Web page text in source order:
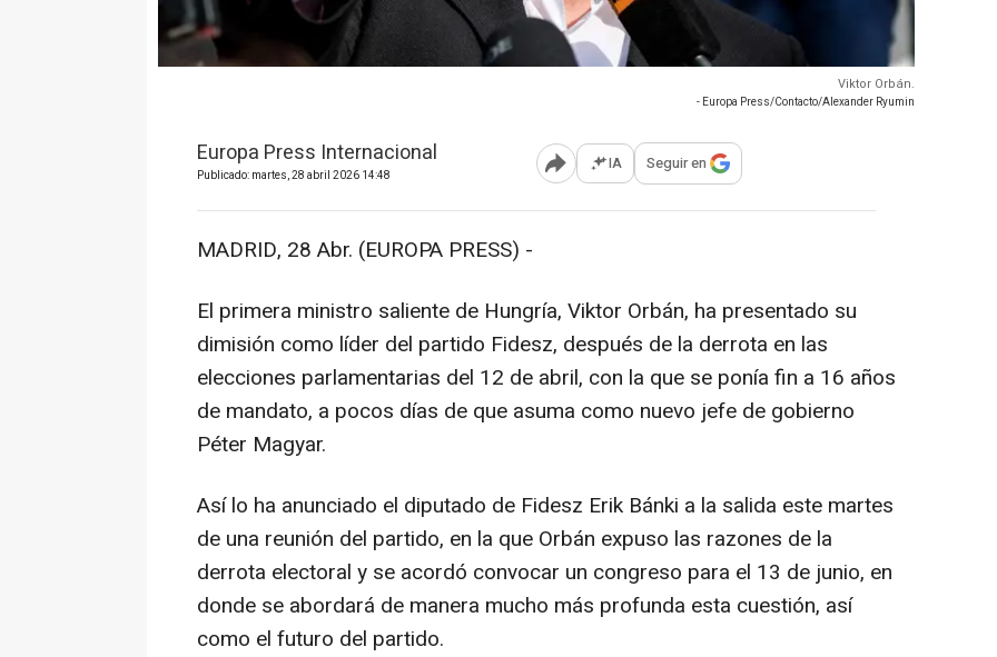
Viktor Orbán.
- Europa Press/Contacto/Alexander Ryumin
Europa Press Internacional
Publicado: martes, 28 abril 2026 14:48 Abrir opciones para compartir
IA Seguir en
MADRID, 28 Abr. (EUROPA PRESS) -
El primera ministro saliente de Hungría, Viktor Orbán, ha presentado su
dimisión como líder del partido Fidesz, después de la derrota en las
elecciones parlamentarias del 12 de abril, con la que se ponía fin a 16 años
de mandato, a pocos días de que asuma como nuevo jefe de gobierno
Péter Magyar.
Así lo ha anunciado el diputado de Fidesz Erik Bánki a la salida este martes
de una reunión del partido, en la que Orbán expuso las razones de la
derrota electoral y se acordó convocar un congreso para el 13 de junio, en
donde se abordará de manera mucho más profunda esta cuestión, así
como el futuro del partido.